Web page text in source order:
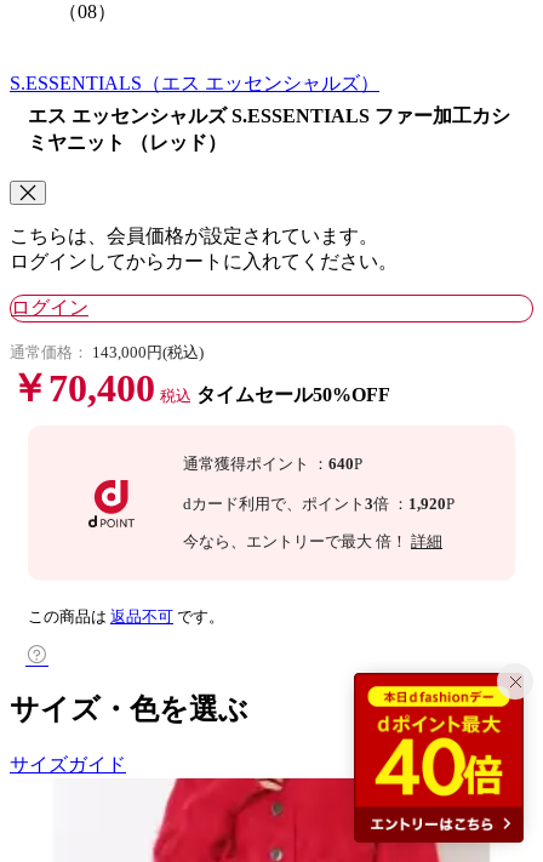
（08）
S.ESSENTIALS （エス エッセンシャルズ）
エス エッセンシャルズ S.ESSENTIALS ファー加工カシ
ミヤニット （レッド）
こちらは、会員価格が設定されています。
ログインしてからカートに入れてください。
ログイン
通常価格： 143,000円(税込)
￥70,400 税込 タイムセール50%OFF
通常獲得ポイント ： 640P
dカード利用で、 ポイント 3倍 ： 1,920P
今なら 、エントリーで最大 倍！ 詳細
この商品は 返品不可 です。
サイズ・色を選ぶ
サイズガイド